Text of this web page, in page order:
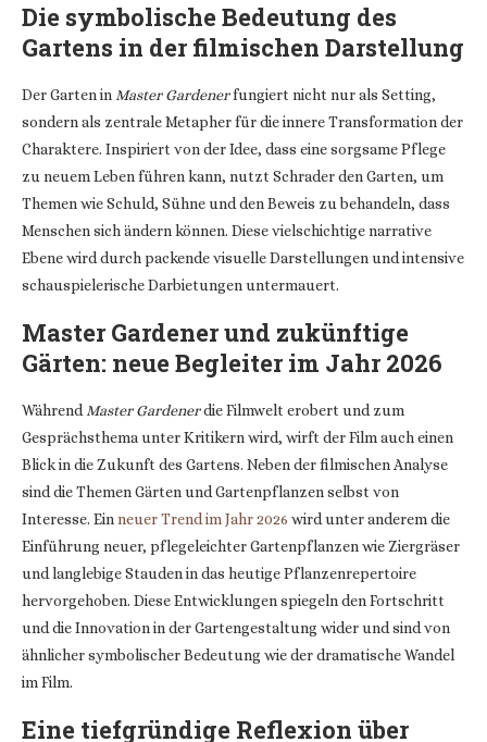
Die symbolische Bedeutung des
Gartens in der filmischen Darstellung
Der Garten in Master Gardenerfungiert nicht nur als Setting,
sondern als zentrale Metapher für die innere Transformation der
Charaktere. Inspiriert von der Idee, dass eine sorgsame Pflege
zu neuem Leben führen kann, nutzt Schrader den Garten, um
Themen wie Schuld, Sühne und den Beweis zu behandeln, dass
Menschen sich ändern können. Diese vielschichtige narrative
Ebene wird durch packende visuelle Darstellungen und intensive
schauspielerische Darbietungen untermauert.
Master Gardener und zukünftige
Gärten: neue Begleiter im Jahr 2026
Während Master Gardenerdie Filmwelt erobert und zum
Gesprächsthema unter Kritikern wird, wirft der Film auch einen
Blick in die Zukunft des Gartens. Neben der filmischen Analyse
sind die Themen Gärten und Gartenpflanzen selbst von
Interesse. Einneuer Trend im Jahr 2026 wird unter anderem die
Einführung neuer, pflegeleichter Gartenpflanzen wie Ziergräser
und langlebige Stauden in das heutige Pflanzenrepertoire
hervorgehoben. Diese Entwicklungen spiegeln den Fortschritt
und die Innovation in der Gartengestaltung wider und sind von
ähnlicher symbolischer Bedeutung wie der dramatische Wandel
im Film.
Eine tiefgründige Reflexion über